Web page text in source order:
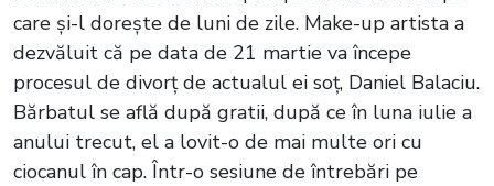
care și-l dorește de luni de zile. Make-up artista a
dezvăluit că pe data de 21 martie va începe
procesul de divorț de actualul ei soț, Daniel Balaciu.
Bărbatul se află după gratii, după ce în luna iulie a
anului trecut, el a lovit-o de mai multe ori cu
ciocanul în cap. Într-o sesiune de întrebări pe